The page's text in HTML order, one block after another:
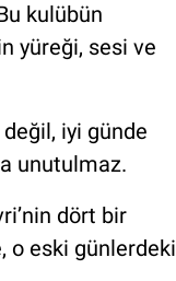
kulübün
yüreği, sesi ve
iyi günde
unutulmaz.
dört bir
o eski günlerdeki